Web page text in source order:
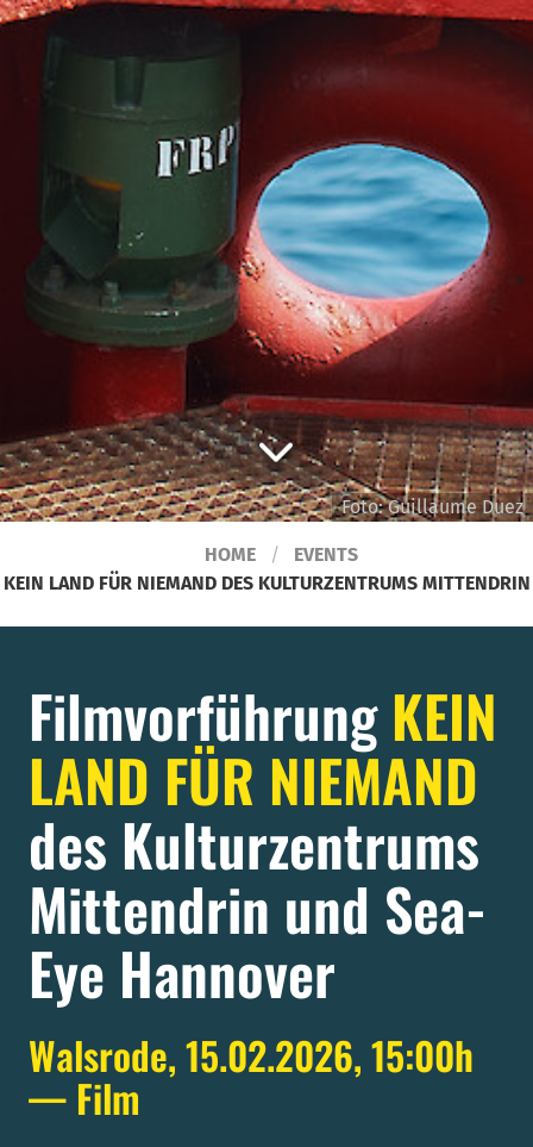
Foto: Guillaume Duez
HOME
EVENTS
LAND FÜR NIEMAND DES KULTURZENTRUMS
FilmvorführungKEIN
LAND FÜR NIEMAND
des Kulturzentrums
Mittendrin und Sea-
Eye Hannover
Walsrode, 15.02.2026, 15:00h
— Film